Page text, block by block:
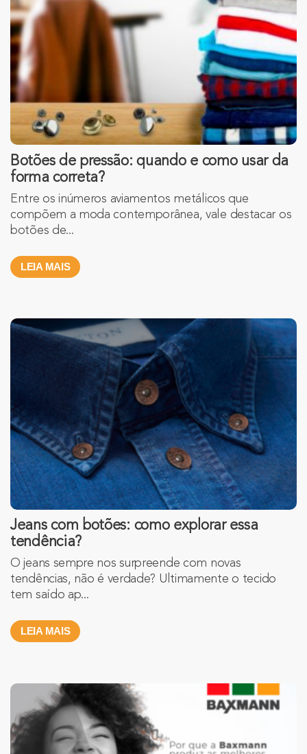
Botões de pressão: quando e como usar da
forma correta?
Entre os inúmeros aviamentos metálicos que
compõem a moda contemporânea, vale destacar os
botões de...
LEIA MAIS
Jeans com botões: como explorar essa
tendência?
O jeans sempre nos surpreende com novas
tendências, não é verdade? Ultimamente o tecido
tem saído ap...
LEIA MAIS